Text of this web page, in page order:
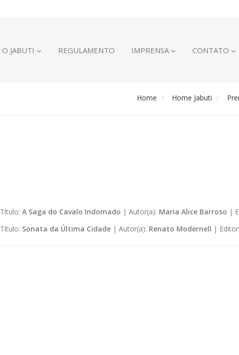
O JABUTI REGULAMENTO IMPRENSA CONTATO
Home Home Jabuti
Título: A Saga do Cavalo Indomado | Autor(a): Maria Alice Barroso |
Título: Sonata da Última Cidade| Autor(a): Renato Modernell |